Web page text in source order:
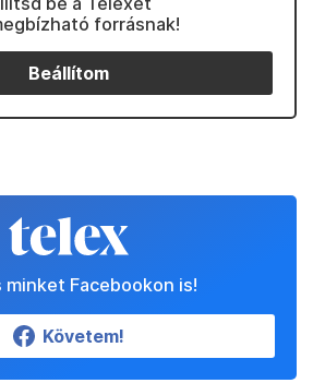
forrásnak!
Beállítom
minket Facebookon is!
Követem!